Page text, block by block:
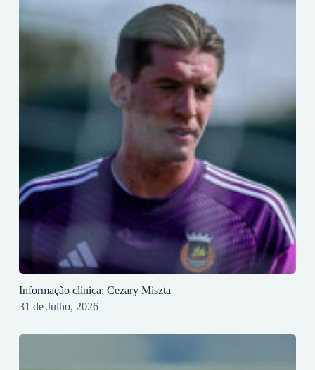
Informação clínica: Cezary Miszta
31 de Julho, 2026